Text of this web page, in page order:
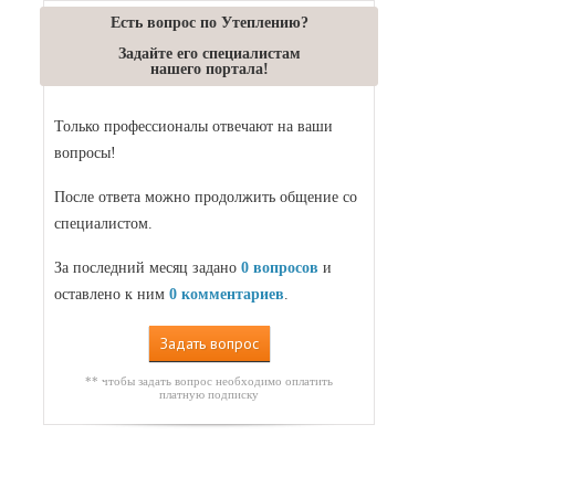
Есть вопрос по Утеплению?
Задайте его специалистам
нашего портала!
Только профессионалы отвечают на ваши
вопросы!
После ответа можно продолжить общение со
специалистом.
За последний месяц задано 0 вопросов и
оставлено к ним 0 комментариев
Задать вопрос
** чтобы задать вопрос необходимо оплатить
платную подписку